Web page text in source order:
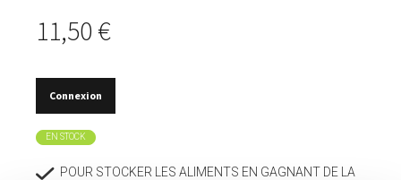
11,50 €
Connexion
EN STOCK
POUR STOCKER LES ALIMENTS EN GAGNANT DE LA